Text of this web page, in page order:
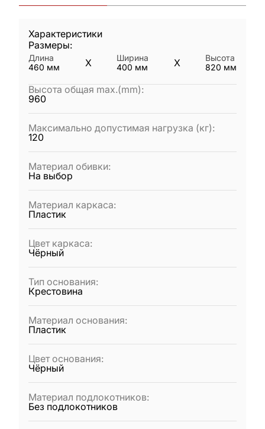
Характеристики
Размеры:
Длина
460 мм X
Ширина
400 мм X
Высота
820 мм
Высота общая max.(mm):
960
Максимально допустимая нагрузка (кг):
120
Материал обивки:
На выбор
Материал каркаса:
Пластик
Цвет каркаса:
Чёрный
Тип основания:
Крестовина
Материал основания:
Пластик
Цвет основания:
Чёрный
Материал подлокотников:
Без подлокотников